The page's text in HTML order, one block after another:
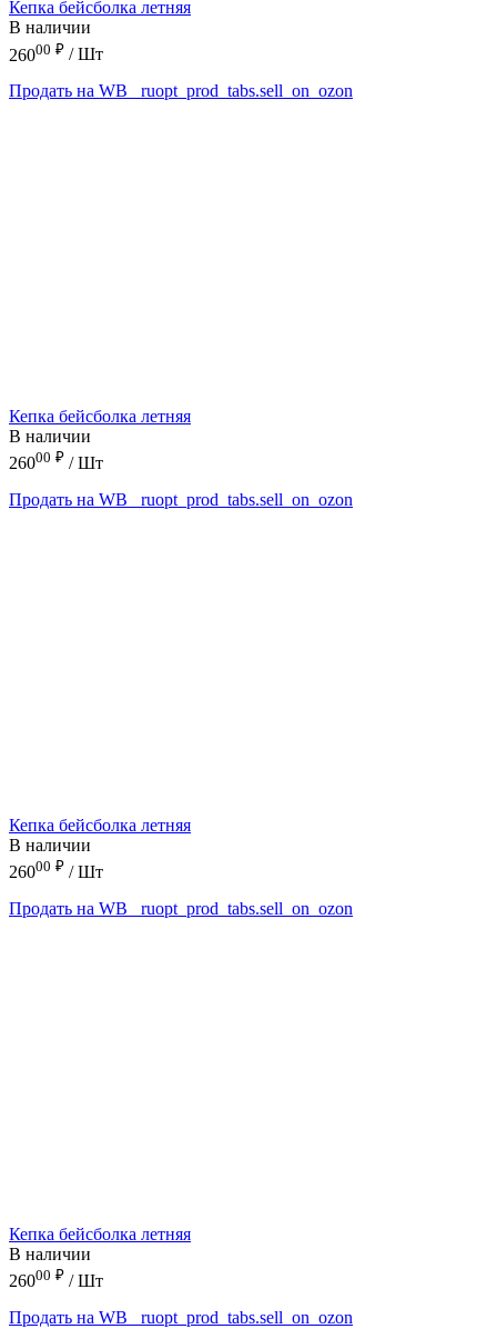
Кепка бейсболка летняя
В наличии
26000 ₽ / Шт
Продать на WB
_ruopt_prod_tabs.sell_on_ozon
Кепка бейсболка летняя
В наличии
26000 ₽ / Шт
Продать на WB
_ruopt_prod_tabs.sell_on_ozon
Кепка бейсболка летняя
В наличии
26000 ₽ / Шт
Продать на WB
_ruopt_prod_tabs.sell_on_ozon
Кепка бейсболка летняя
В наличии
26000 ₽ / Шт
Продать на WB
_ruopt_prod_tabs.sell_on_ozon